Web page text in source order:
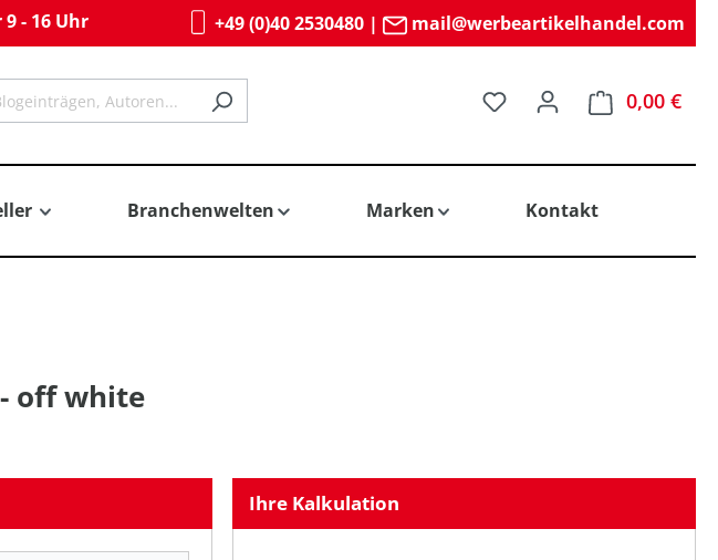
- 16 Uhr +49 (0)40 2530480| mail@werbeartikelhandel.com
Du hast 0 Produkte auf
0,00 €
Branchenwelten Marken Kontakt
off white
Ihre Kalkulation